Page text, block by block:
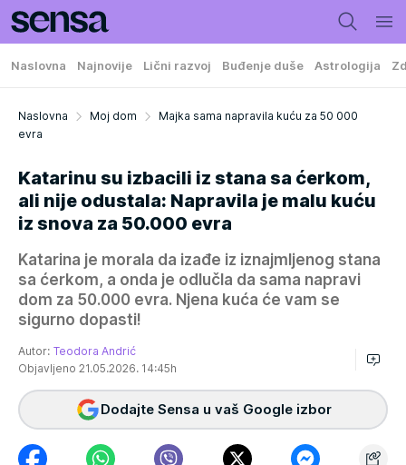
Naslovna Najnovije Lični razvoj Buđenje duše Astrologija
Naslovna Moj dom
Majka sama napravila kuću za 50 000
evra
Katarinu su izbacili iz stana sa ćerkom,
ali nije odustala: Napravila je malu kuću
iz snova za 50.000 evra
Katarina je morala da izađe iz iznajmljenog stana
sa ćerkom, a onda je odlučla da sama napravi
dom za 50.000 evra. Njena kuća će vam se
sigurno dopasti!
Autor: Teodora Andrić
Objavljeno 21.05.2026. 14:45h
Dodajte Sensa u vaš Google izbor